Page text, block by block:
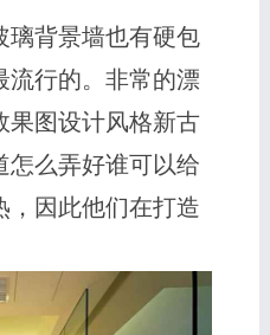
璃背景墙也有硬包
流行的。非常的漂
果图设计风格新古
怎么弄好谁可以给
，因此他们在打造